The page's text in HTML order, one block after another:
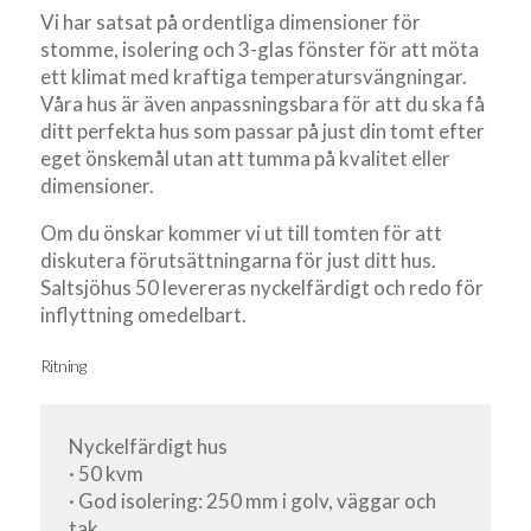
Vi har satsat på ordentliga dimensioner för
stomme, isolering och 3-glas fönster för att möta
ett klimat med kraftiga temperatursvängningar.
Våra hus är även anpassningsbara för att du ska få
ditt perfekta hus som passar på just din tomt efter
eget önskemål utan att tumma på kvalitet eller
dimensioner.
Om du önskar kommer vi ut till tomten för att
diskutera förutsättningarna för just ditt hus.
Saltsjöhus 50 levereras nyckelfärdigt och redo för
inflyttning omedelbart.
Ritning
Nyckelfärdigt hus
· 50 kvm
· God isolering: 250 mm i golv, väggar och